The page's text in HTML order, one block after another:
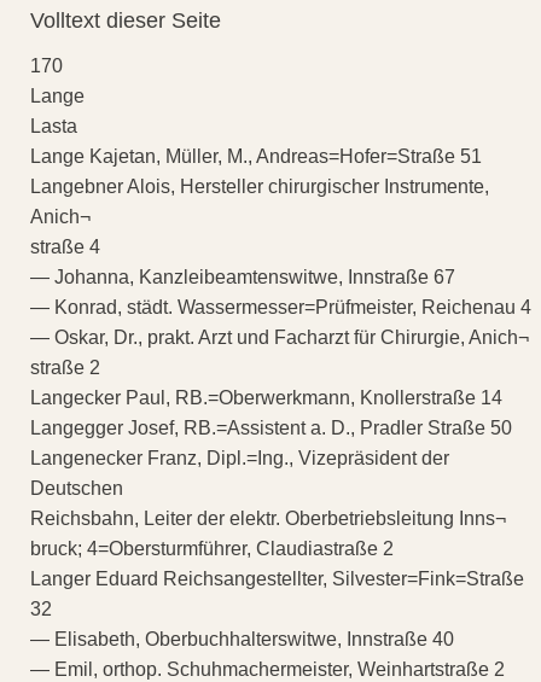
Volltext dieser Seite
170
Lange
Lasta
Lange Kajetan, Müller, M., Andreas=Hofer=Straße 51
Langebner Alois, Hersteller chirurgischer Instrumente,
Anich¬
straße 4
— Johanna, Kanzleibeamtenswitwe, Innstraße 67
— Konrad, städt. Wassermesser=Prüfmeister, Reichenau 4
— Oskar, Dr., prakt. Arzt und Facharzt für Chirurgie, Anich¬
straße 2
Langecker Paul, RB.=Oberwerkmann, Knollerstraße 14
Langegger Josef, RB.=Assistent a. D., Pradler Straße 50
Langenecker Franz, Dipl.=Ing., Vizepräsident der
Deutschen
Reichsbahn, Leiter der elektr. Oberbetriebsleitung Inns¬
bruck; 4=Obersturmführer, Claudiastraße 2
Langer Eduard Reichsangestellter, Silvester=Fink=Straße
32
— Elisabeth, Oberbuchhalterswitwe, Innstraße 40
— Emil, orthop. Schuhmachermeister, Weinhartstraße 2